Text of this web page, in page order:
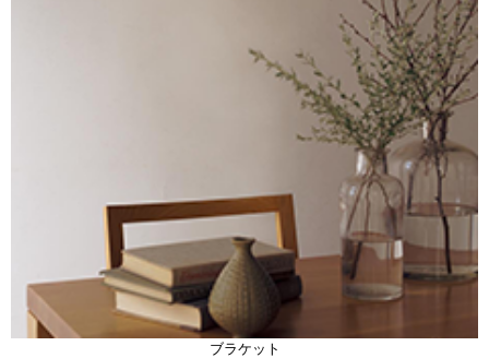
ブラケット